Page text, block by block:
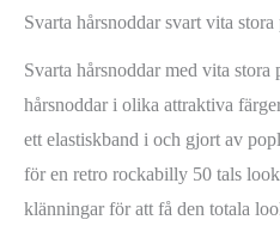
Svarta hårsnoddar svart vita
Svarta hårsnoddar med vita
hårsnoddar i olika attraktiva
ett elastiskband i och gjort av
för en retro rockabilly 50 tals
klänningar för att få den totala